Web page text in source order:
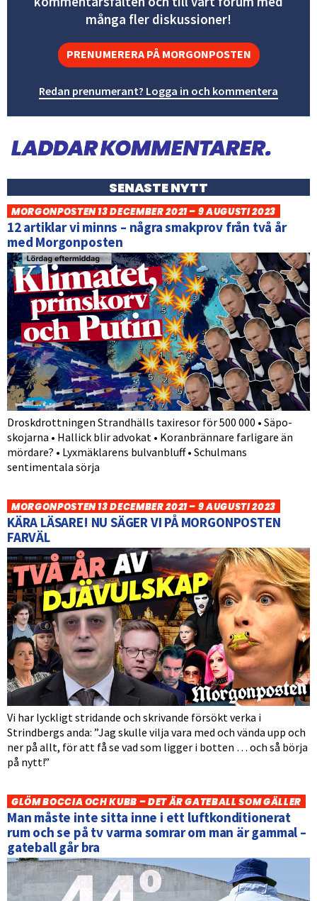
många fler diskussioner!
PRENUMERERA PÅ MORGONPOSTEN
Redan prenumerant? Logga in och kommentera
SENASTE NYTT
MORGONPOSTEN 13 DECEMBER 2021 – 9 AUGUSTI 2023
12 artiklar vi minns – några smakprov från två år
med Morgonposten
Droskdrottningen Strandhälls taxiresor för 500 000 • Säpo-
skojarna • Hallick blir advokat • Koranbrännare farligare än
mördare? • Lyxmäklarens bulvanbluff • Schulmans
sentimentala sörja
MORGONPOSTEN 13 DECEMBER 2021 – 9 AUGUSTI 2023
KÄRA LÄSARE! NU SÄGER VI PÅ MORGONPOSTEN
FARVÄL
Vi har lyckligt stridande och skrivande försökt verka i
Strindbergs anda: ”Jag skulle vilja vara med och vända upp och
ner på allt, för att få se vad som ligger i botten … och så börja
på nytt!”
GLÖM BOCCIA OCH KUBB – DET ÄR GATEBALL SOM GÄLLER
Man måste inte sitta inne i ett luftkonditionerat
rum och se på tv varma somrar om man är gammal –
gateball går bra